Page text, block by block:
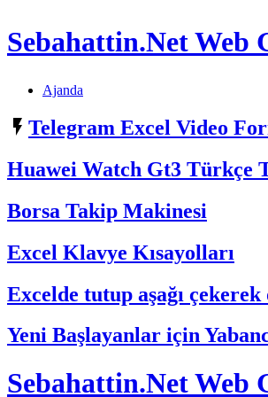
Sebahattin.Net Web
Ajanda
 Telegram Excel Video
Huawei Watch Gt3 Türkçe
Borsa Takip Makinesi
Excel Klavye Kısayolları
Excelde tutup aşağı
Yeni Başlayanlar için
Sebahattin.Net Web